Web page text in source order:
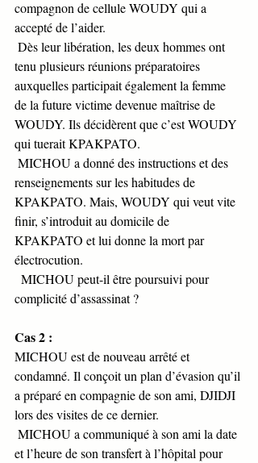
compagnon de cellule WOUDY qui a
accepté de l’aider.
tenu plusieurs réunions préparatoires
auxquelles participait également la femme
de la future victime devenue maîtrise de
WOUDY. Ils décidèrent que c’est WOUDY
qui tuerait KPAKPATO.
renseignements sur les habitudes de
KPAKPATO. Mais, WOUDY qui veut vite
finir, s’introduit au domicile de
KPAKPATO et lui donne la mort par
électrocution.
complicité d’assassinat ?
Cas 2 :
MICHOU est de nouveau arrêté et
condamné. Il conçoit un plan d’évasion qu’il
a préparé en compagnie de son ami, DJIDJI
lors des visites de ce dernier.
et l’heure de son transfert à l’hôpital pour